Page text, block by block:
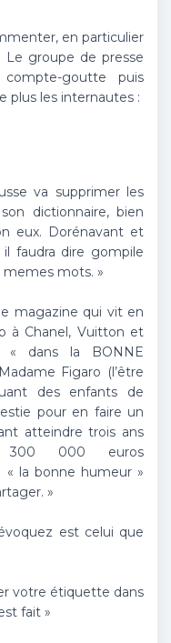
en particulier
Le groupe de presse
goutte puis
plus les internautes :
va supprimer les
dictionnaire, bien
eux. Dorénavant et
il faudra dire gompile
memes mots. »
magazine qui vit en
à Chanel, Vuitton et
dans la BONNE
Figaro (l’être
des enfants de
pour en faire un
atteindre trois ans
300 000 euros
« la bonne humeur »
»
est celui que
votre étiquette dans
fait »